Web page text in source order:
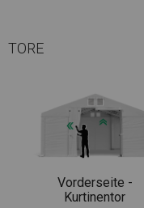
TORE
Vorderseite -
Kurtinentor